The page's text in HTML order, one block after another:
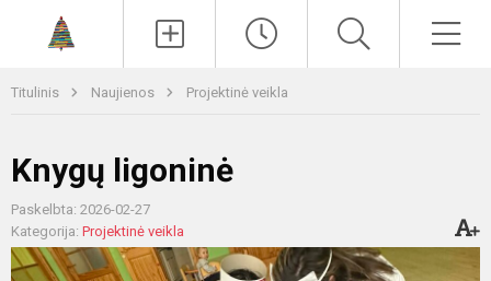
Titulinis Naujienos Projektinė veikla
Knygų ligoninė
Paskelbta: 2026-02-27
Kategorija: Projektinė veikla